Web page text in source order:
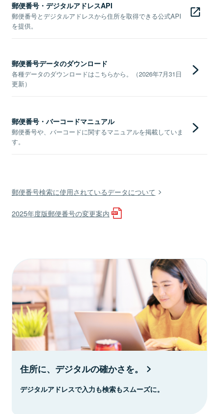
郵便番号・デジタルアドレスAPI
郵便番号とデジタルアドレスから住所を取得できる公式API
を提供。
郵便番号データのダウンロード
各種データのダウンロードはこちらから。（2026年7月31日
更新）
郵便番号・バーコードマニュアル
郵便番号や、バーコードに関するマニュアルを掲載していま
す。
郵便番号検索に使用されているデータについて
2025年度版郵便番号の変更案内
住所に、デジタルの確かさを。
デジタルアドレスで入力も検索もスムーズに。